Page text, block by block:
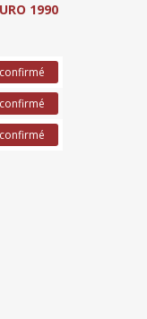
1990
confirmé
confirmé
confirmé